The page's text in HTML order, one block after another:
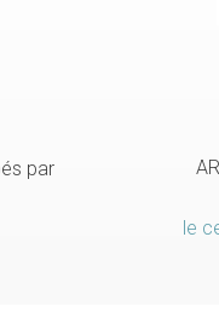
par
le